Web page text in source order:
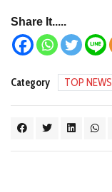
Share It.....
Category TOP NEWS